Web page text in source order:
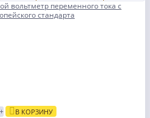
вольтметр переменного тока с
стандарта
+ В КОРЗИНУ